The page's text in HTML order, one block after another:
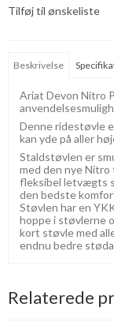
Tilføj til ønskeliste
Beskrivelse
Ariat Devon Nitro
Denne ridestøvle
kan yde på aller
Staldstøvlen er
med den nye Nitro
fleksibel letvægts
den bedste
Støvlen har en
hoppe i støvlerne
kort støvle med
endnu bedre
Relaterede